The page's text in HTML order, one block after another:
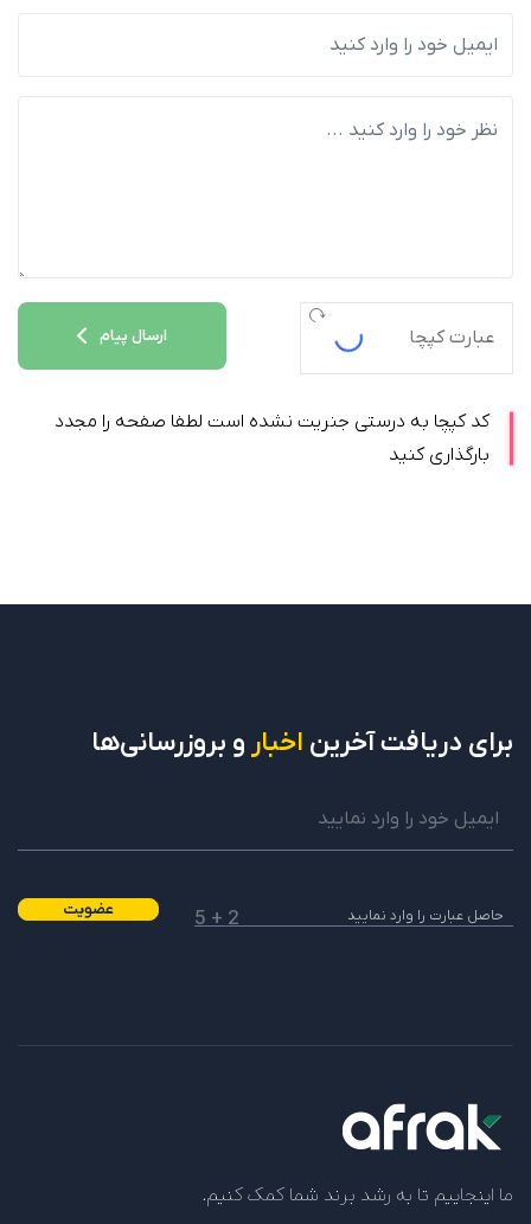
ارسال پیام
کد کپچا به درستی جنریت نشده است لطفا صفحه را مجدد
بارگذاری کنید
برای دریافتآخرین اخبار و بروزرسانی‌ها
2 + 5 عضویت
ما اینجاییم تا به رشد برند شما کمک کنیم.